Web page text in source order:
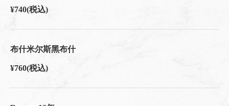
¥740(税込)
布什米尔斯黑布什
¥760(税込)